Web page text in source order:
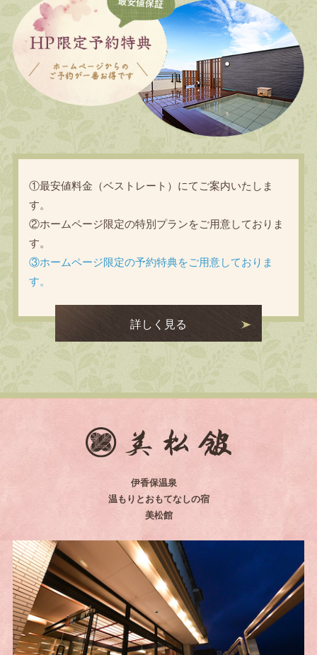
①最安値料金（ベストレート）にてご案内いたしま
す。
②ホームページ限定の特別プランをご用意しておりま
す。
③ホームページ限定の予約特典をご用意しておりま
す。
詳しく見る
伊香保温泉
温もりとおもてなしの宿
美松館